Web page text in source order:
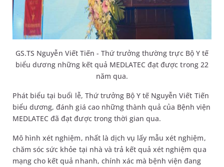
GS.TS Nguyễn Viết Tiến - Thứ trưởng thường trực Bộ Y tế
biểu dương những kết quả MEDLATEC đạt được trong 22
năm qua.
Phát biểu tại buổi lễ, Thứ trưởng Bộ Y tế Nguyễn Viết Tiến
biểu dương, đánh giá cao những thành quả của Bệnh viện
MEDLATEC đã đạt được trong thời gian qua.
Mô hình xét nghiệm, nhất là dịch vụ lấy mẫu xét nghiệm,
chăm sóc sức khỏe tại nhà và trả kết quả xét nghiệm qua
mạng cho kết quả nhanh, chính xác mà bệnh viện đang